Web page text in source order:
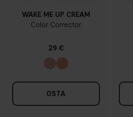
WAKE ME UP CREAM
Color Corrector
29 €
OSTA